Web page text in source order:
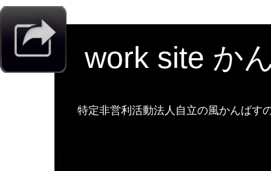
work site か
特定非営利活動法人自立の風かんばす